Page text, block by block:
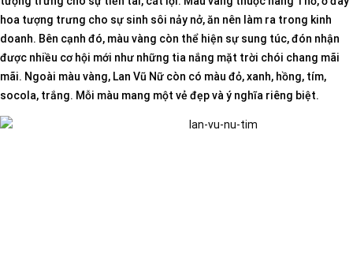
hoa tượng trưng cho sự sinh sôi nảy nở, ăn nên làm ra trong kinh
doanh. Bên cạnh đó, màu vàng còn thể hiện sự sung túc, đón nhận
được nhiều cơ hội mới như những tia nắng mặt trời chói chang mãi
mãi. Ngoài màu vàng, Lan Vũ Nữ còn có màu đỏ, xanh, hồng, tím,
socola, trắng. Mỗi màu mang một vẻ đẹp và ý nghĩa riêng biệt.